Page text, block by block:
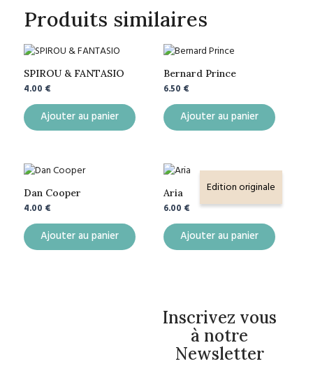
Produits similaires
SPIROU & FANTASIO
4.00 €
Ajouter au panier
Bernard Prince
6.50 €
Ajouter au panier
Dan Cooper
4.00 €
Ajouter au panier
Edition originale
Aria
6.00 €
Ajouter au panier
Inscrivez vous
à notre
Newsletter